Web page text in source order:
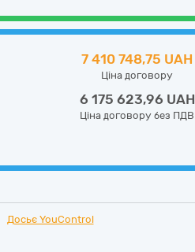
7 410 748,75 UAH
Ціна договору
6 175 623,96 UAH
Ціна договору без ПДВ
Досьє YouControl